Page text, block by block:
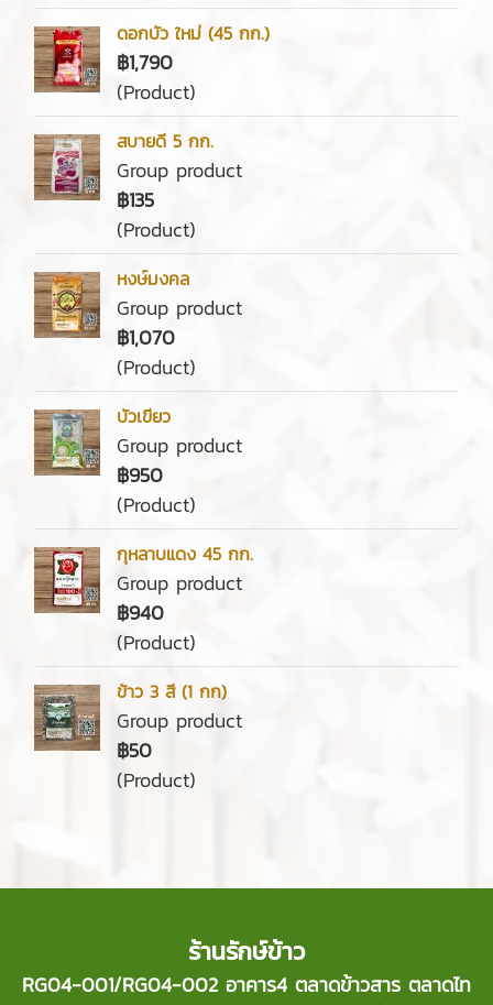
ดอกบัว ใหม่ (45 กก.)
฿1,790
(Product)
สบายดี 5 กก.
Group product
฿135
(Product)
หงษ์มงคล
Group product
฿1,070
(Product)
บัวเขียว
Group product
฿950
(Product)
กุหลาบแดง 45 กก.
Group product
฿940
(Product)
ข้าว 3 สี (1 กก)
Group product
฿50
(Product)
ร้านรักษ์ข้าว
RG04-001/RG04-002 อาคาร4 ตลาดข้าวสาร ตลาดไท